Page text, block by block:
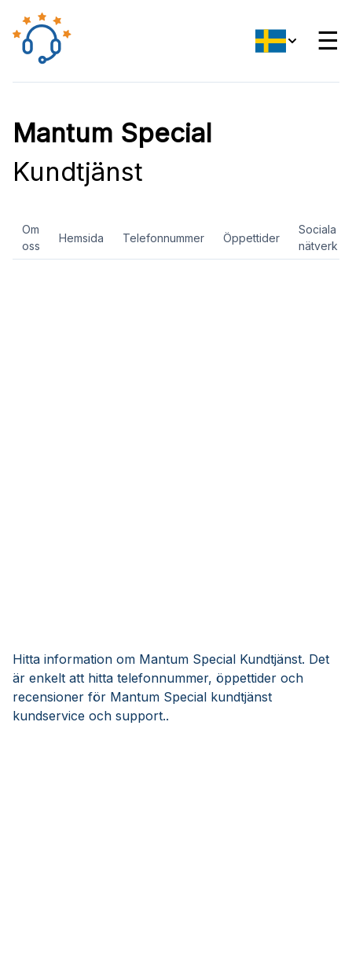
☰
Mantum Special
Kundtjänst
Om
oss
Hemsida Telefonnummer Öppettider
Sociala
nätverk
Hitta information om Mantum Special Kundtjänst. Det
är enkelt att hitta telefonnummer, öppettider och
recensioner för Mantum Special kundtjänst
kundservice och support..